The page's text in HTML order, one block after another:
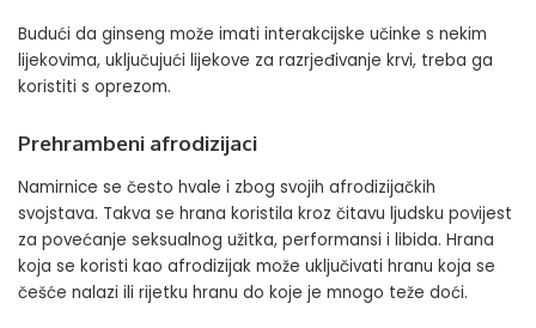
Budući da ginseng može imati interakcijske učinke s nekim
lijekovima, uključujući lijekove za razrjeđivanje krvi, treba ga
koristiti s oprezom.
Prehrambeni afrodizijaci
Namirnice se često hvale i zbog svojih afrodizijačkih
svojstava. Takva se hrana koristila kroz čitavu ljudsku povijest
za povećanje seksualnog užitka, performansi i libida. Hrana
koja se koristi kao afrodizijak može uključivati ​​hranu koja se
češće nalazi ili rijetku hranu do koje je mnogo teže doći.